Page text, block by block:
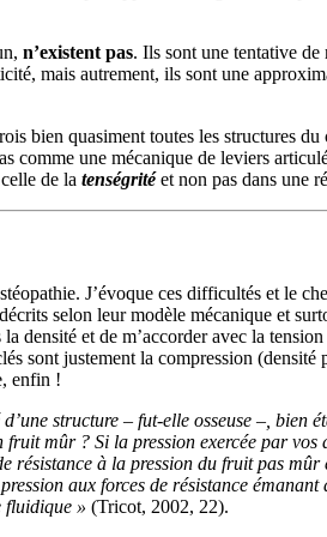
n’existent pas. Ils sont une tentative de
mais autrement, ils sont une
bien quasiment toutes les structures du
comme une mécanique de leviers
de la tenségritéet non pas dans une
J’évoque ces difficultés et le
selon leur modèle mécanique et
densité et de m’accorder avec la
sont justement la compression
enfin !
structure – fut-elle osseuse –,
mûr ? Si la pression exercée par
à la pression du fruit pas
aux forces de résistance
fluidique » (Tricot, 2002, 22).